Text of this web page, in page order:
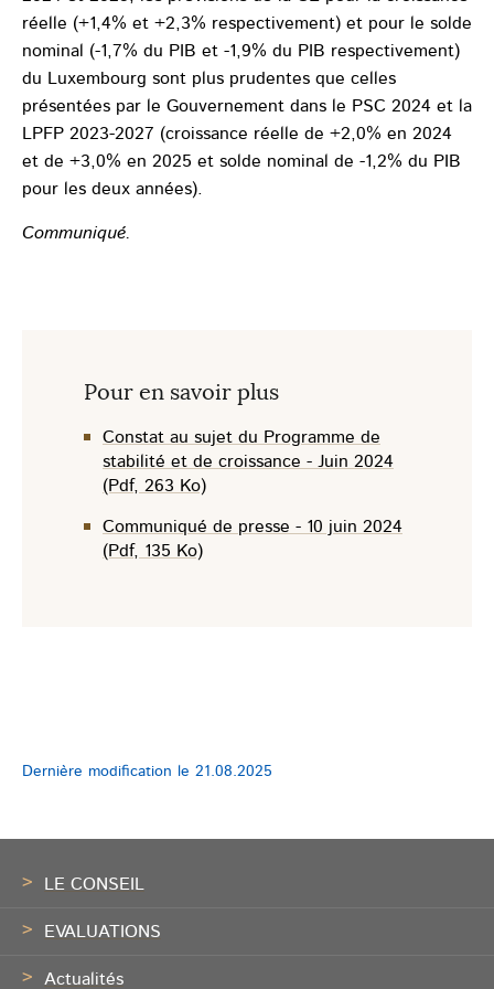
réelle (+1,4% et +2,3% respectivement) et pour le solde
nominal (-1,7% du PIB et -1,9% du PIB respectivement)
du Luxembourg sont plus prudentes que celles
présentées par le Gouvernement dans le PSC 2024 et la
LPFP 2023-2027 (croissance réelle de +2,0% en 2024
et de +3,0% en 2025 et solde nominal de -1,2% du PIB
pour les deux années).
Communiqué.
Pour en savoir plus
Constat au sujet du Programme de
stabilité et de croissance - Juin 2024
(Pdf, 263 Ko)
Communiqué de presse - 10 juin 2024
(Pdf, 135 Ko)
Dernière modification le 21.08.2025
de
LE CONSEIL
EVALUATIONS
Actualités